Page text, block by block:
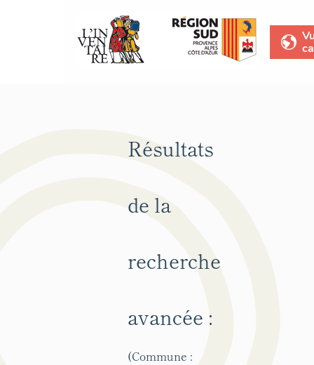
Résultats
de la
recherche
avancée :
(Commune :